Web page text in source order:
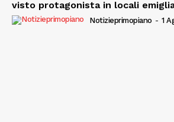
visto protagonista in locali
Notizieprimopiano - 1